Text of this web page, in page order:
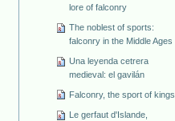
lore of falconry
The noblest of sports:
falconry in the Middle Ages
Una leyenda cetrera
medieval: el gavilán
Falconry, the sport of kings
Le gerfaut d'Islande,